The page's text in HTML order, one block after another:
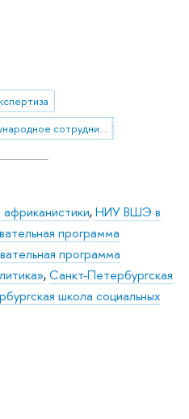
международное сотрудничество
,НИУ ВШЭ в
программа
программа
,Санкт-Петербургская
школа социальных